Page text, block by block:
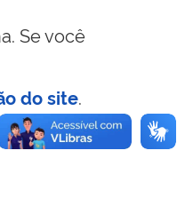
Se você
do site.